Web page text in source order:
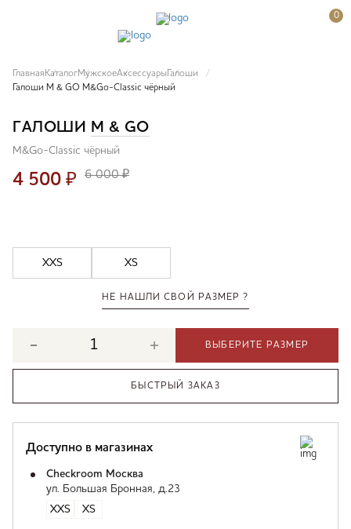
0
Главная КаталогМужскоеАксессуары Галоши
Галоши M & GO M&Go-Classic чёрный
ГАЛОШИ M & GO
M&Go-Classic чёрный
4 500 ₽ 6 000 ₽
НЕ НАШЛИ СВОЙ РАЗМЕР ?
XXS XS
ВЫБЕРИТЕ РАЗМЕР
БЫСТРЫЙ ЗАКАЗ
Доступно в магазинах
Checkroom Москва
ул. Большая Бронная, д.23
XXS
XS